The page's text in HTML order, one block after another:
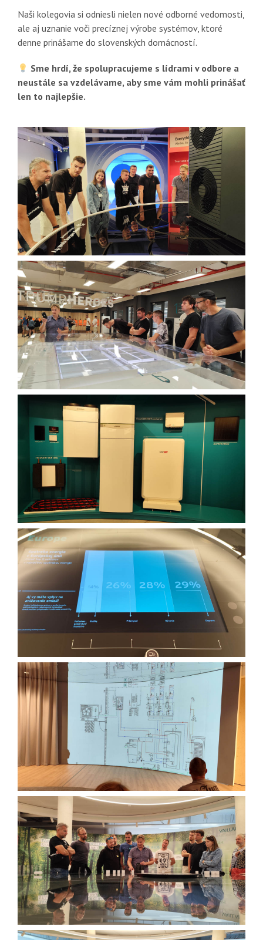
Naši kolegovia si odniesli nielen nové odborné vedomosti,
ale aj uznanie voči precíznej výrobe systémov, ktoré
denne prinášame do slovenských domácností.
Sme hrdí, že spolupracujeme s lídrami v odbore a
neustále sa vzdelávame, aby sme vám mohli prinášať
len to najlepšie.